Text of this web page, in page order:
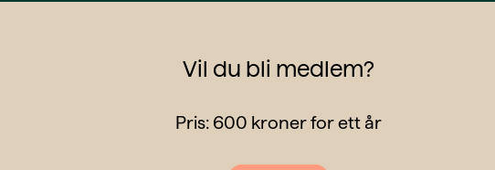
Vil du bli medlem?
Pris: 600 kroner for ett år